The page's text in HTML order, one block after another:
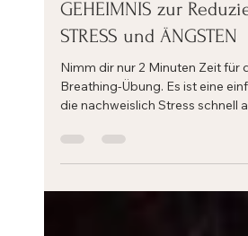
GEHEIMNIS zur
STRESS und ÄNGSTEN
Nimm dir nur 2 Minuten Zeit für
Breathing-Übung. Es ist eine
die nachweislich Stress schnell